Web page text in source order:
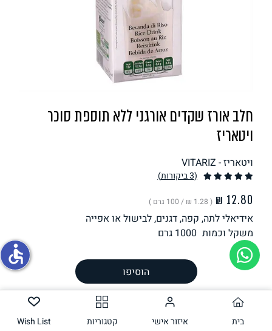
גבינות טבעוניות
חלב אורז שקדים אורגני ללא תוספת סוכר
ויטאריז
ויטאריז - VITARIZ
(3 ביקורות)
( ‏1.28 ₪ / 100 גרם )
אידיאלי לתה, קפה, דגנים, לבישול או אפייה
משקל וכמות
גרם
הכנה
ערך תזונתי
אלרגנים
הוסיפו
בית איזור אישי קטגוריות Wish List
accessible